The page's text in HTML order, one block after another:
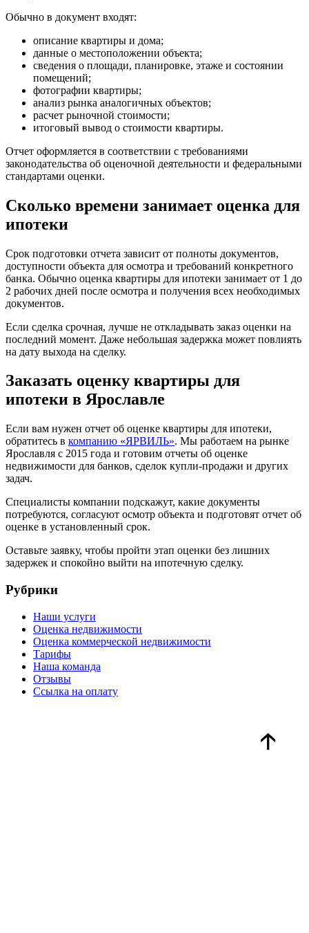
Обычно в документ входят:
описание квартиры и дома;
данные о местоположении объекта;
сведения о площади, планировке, этаже и состоянии
помещений;
фотографии квартиры;
анализ рынка аналогичных объектов;
расчет рыночной стоимости;
итоговый вывод о стоимости квартиры.
Отчет оформляется в соответствии с требованиями
законодательства об оценочной деятельности и федеральными
стандартами оценки.
Сколько времени занимает оценка для
ипотеки
Срок подготовки отчета зависит от полноты документов,
доступности объекта для осмотра и требований конкретного
банка. Обычно оценка квартиры для ипотеки занимает от 1 до
2 рабочих дней после осмотра и получения всех необходимых
документов.
Если сделка срочная, лучше не откладывать заказ оценки на
последний момент. Даже небольшая задержка может повлиять
на дату выхода на сделку.
Заказать оценку квартиры для
ипотеки в Ярославле
Если вам нужен отчет об оценке квартиры для ипотеки,
обратитесь в компанию «ЯРВИЛЬ». Мы работаем на рынке
Ярославля с 2015 года и готовим отчеты об оценке
недвижимости для банков, сделок купли-продажи и других
задач.
Специалисты компании подскажут, какие документы
потребуются, согласуют осмотр объекта и подготовят отчет об
оценке в установленный срок.
Оставьте заявку, чтобы пройти этап оценки без лишних
задержек и спокойно выйти на ипотечную сделку.
Рубрики
Наши услуги
Оценка недвижимости
Оценка коммерческой недвижимости
Тарифы
Наша команда
Отзывы
Ссылка на оплату
🡡